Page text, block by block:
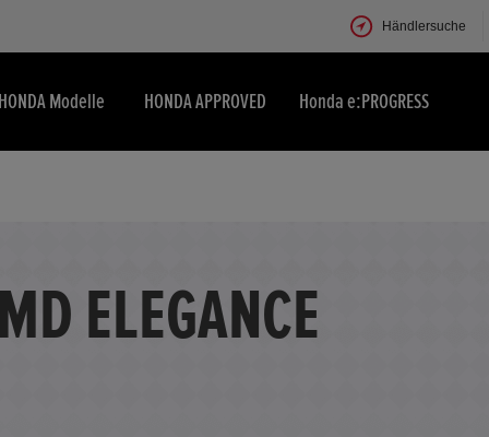
Händlersuche
Modelle HONDA APPROVED Honda e:PROGRESS
ELEGANCE